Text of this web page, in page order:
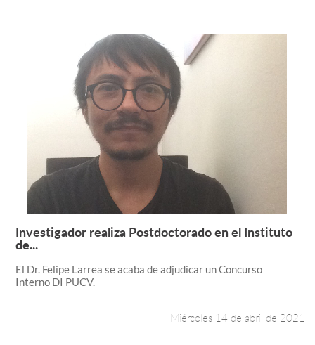
Leer más +
Investigador realiza Postdoctorado en el Instituto
de...
El Dr. Felipe Larrea se acaba de adjudicar un Concurso
Interno DI PUCV.
Miércoles 14 de abril de 2021